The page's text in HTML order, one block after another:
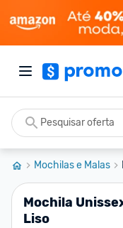
Mochilas e Malas
Mochila
Liso